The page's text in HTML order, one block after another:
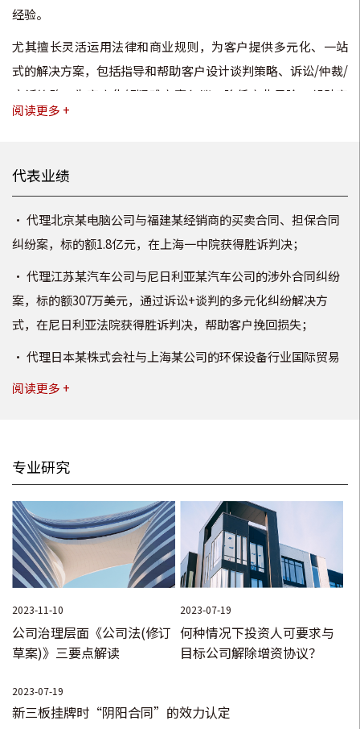
经验。
尤其擅长灵活运用法律和商业规则，为客户提供多元化、一站
式的解决方案，包括指导和帮助客户设计谈判策略、诉讼/仲裁/
应诉策略，为客户化解疑难商事争议，降低商业风险，帮助客
户实现利益最大化；擅长通过“调查+ADR谈判+诉讼/仲裁+强
和涉外的重大复杂商事争议，代理包括担保、信用保险、买
卖、建设工程、租赁、融资租赁、房地产、借贷、国际贸易等
类型的国内和涉外的复杂商事纠纷案件数百件，为客户挽回经
济损失数亿元；带领和指导团队律师办理了商事纠纷案件数千
保险公司提供理赔追偿、保险责任调查等服务；在金融领域，
带领团队代理多个银行、金融机构的多批案件，获得客户好
评；为多家企业提供信用管理和合同管理等管理优化服务，提
供调查、谈判、争议解决方案等专项法律意见；为上千家企业
和行业协会提供了100多场以案例为主题的合同风险防控、信用
阅读更多 +
代表业绩
• 代理北京某电脑公司与福建某经销商的买卖合同、担保合同
纠纷案，标的额1.8亿元，在上海一中院获得胜诉判决；
• 代理江苏某汽车公司与尼日利亚某汽车公司的涉外合同纠纷
案，标的额307万美元，通过诉讼+谈判的多元化纠纷解决方
式，在尼日利亚法院获得胜诉判决，帮助客户挽回损失；
• 代理日本某株式会社与上海某公司的环保设备行业国际贸易
合同纠纷案，标的额人民币1800万余元，案件疑难，通过创新
• 代理某保险公司及香港某电子公司与苏州某电子公司、苏州
某科技公司、杭州某公司之间的买卖合同、债权转让合同纠纷
案，标的额290万美元，在仲裁委赢得裁决，在苏州中院、江苏
省高院代理应诉，赢得二审判决、再审裁定，帮助客户实现全
部债权290万美元；
• 代理某保险公司及某贸易公司与若干药业公司之间的信用保
险合同理赔追偿纠纷案，提供深度的保险责任调查专项法律服
务，帮助保险公司减损人民币1000万余元（减损100%）；
• 代理江苏某车企与上海某客运公司之间的疑难执行案，帮助
客户实现全部债权（人民币1000万余元）;
阅读更多 +
专业研究
2023-11-10
公司治理层面《公司法(修订
草案)》三要点解读
2023-07-19
何种情况下投资人可要求与
目标公司解除增资协议？
2023-07-19
新三板挂牌时“阴阳合同”的效力认定